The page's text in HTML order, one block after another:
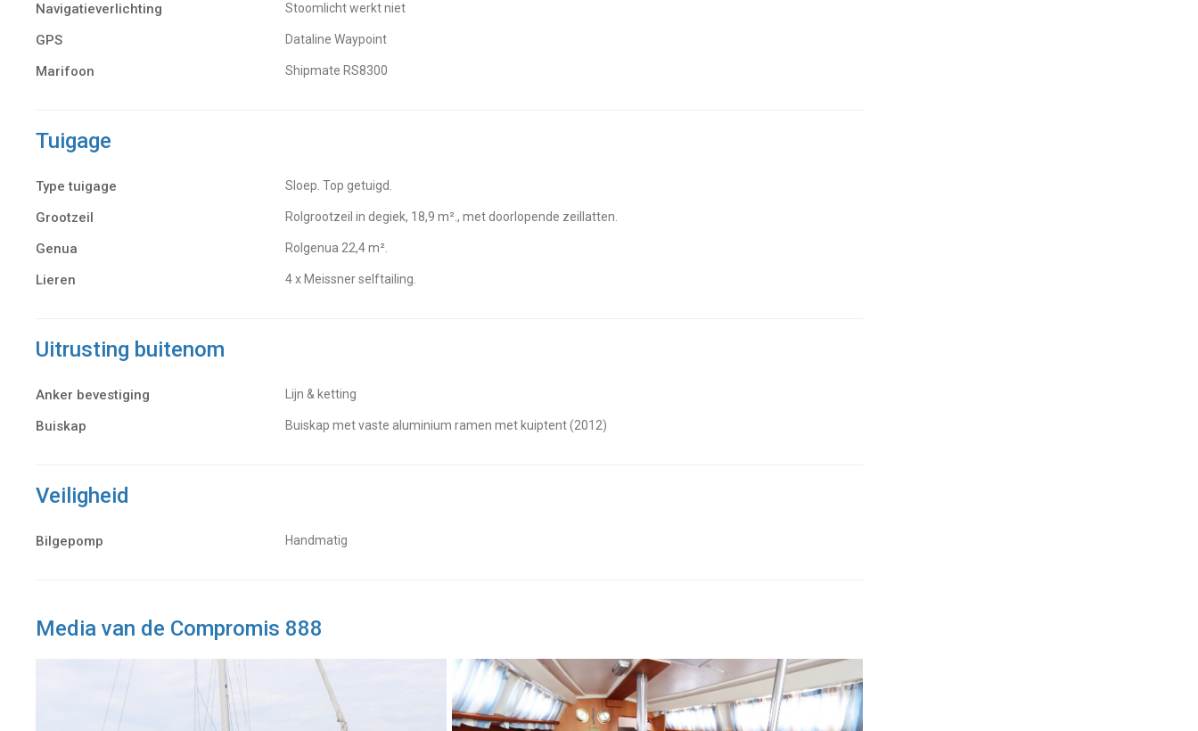
Navigatieverlichting Stoomlicht werkt niet
GPS Dataline Waypoint
Marifoon Shipmate RS8300
Tuigage
Type tuigage Sloep. Top getuigd.
Grootzeil Rolgrootzeil in degiek, 18,9 m²., met doorlopende zeillatten.
Genua Rolgenua 22,4 m².
Lieren 4 x Meissner selftailing.
Uitrusting buitenom
Anker bevestiging Lijn & ketting
Buiskap Buiskap met vaste aluminium ramen met kuiptent (2012)
Veiligheid
Bilgepomp Handmatig
Media van de Compromis 888